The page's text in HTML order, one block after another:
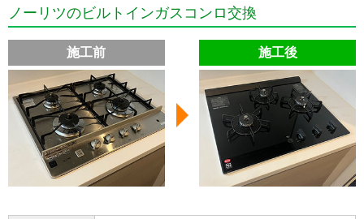
ノーリツのビルトインガスコンロ交換
施工前 施工後